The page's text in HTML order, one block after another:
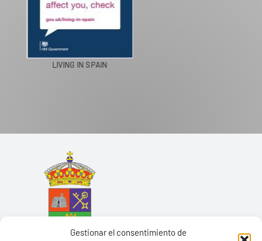
Gestionar el consentimiento de
PASEOS EN CAMELLO